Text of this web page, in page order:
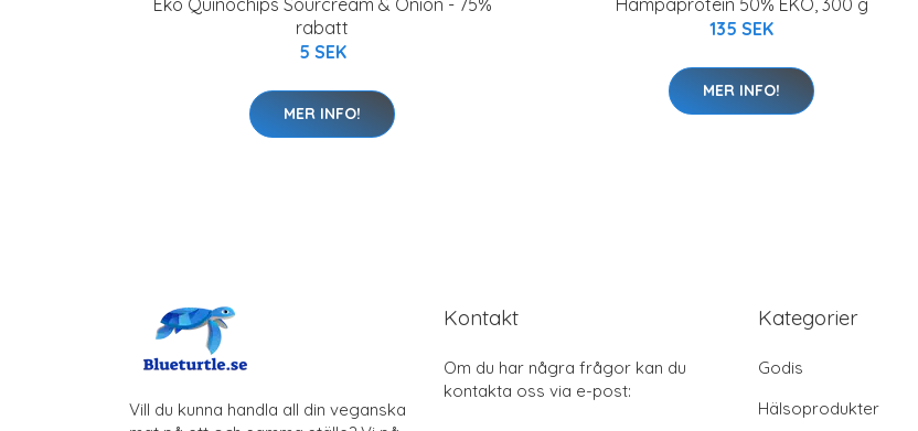
rabatt
5 SEK
MER INFO!
135 SEK
MER INFO!
Vill du kunna handla all din veganska
Kontakt
Om du har några frågor kan du
kontakta oss via e-post:
Kategorier
Godis
Hälsoprodukter